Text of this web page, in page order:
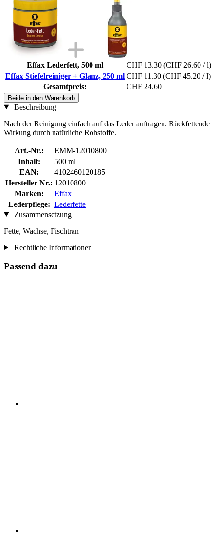
Effax Lederfett, 500 ml CHF 13.30 (CHF 26.60 / l)
Effax Stiefelreiniger + Glanz, 250 ml CHF 11.30 (CHF 45.20 / l)
Gesamtpreis:
CHF 24.60
Beide in den Warenkorb
Beschreibung
Nach der Reinigung einfach auf das Leder auftragen. Rückfettende
Wirkung durch natürliche Rohstoffe.
Art.-Nr.:
EMM-12010800
Inhalt:
500 ml
EAN:
4102460120185
Hersteller-Nr.: 12010800
Marken:
Effax
Lederpflege: Lederfette
Zusammensetzung
Fette, Wachse, Fischtran
Rechtliche Informationen
Passend dazu